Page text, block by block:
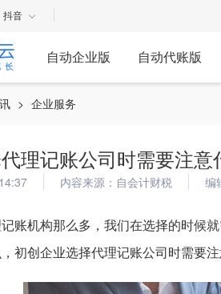
抖音
自动企业版 自动代账版
> 企业服务
理记账公司时需要注意
内容来源：自会计财税 编
账机构那么多，我们在选择的时候
初创企业选择代理记账公司时需要